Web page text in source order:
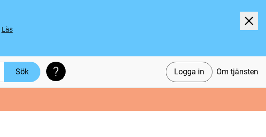
Läs
Logga in Om tjänsten
Sök Söktips